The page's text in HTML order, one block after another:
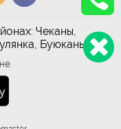
Чеканы,
Буюканы